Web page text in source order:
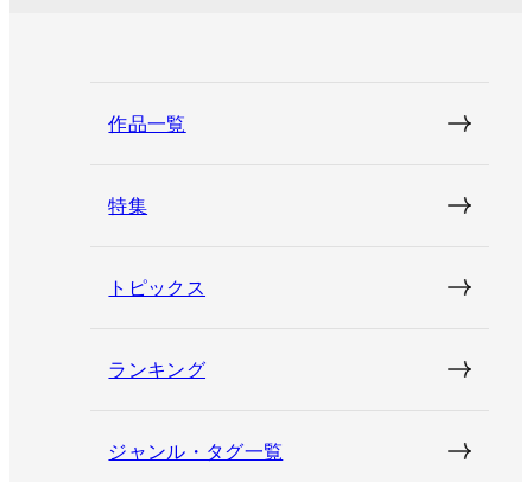
作品一覧
特集
トピックス
ランキング
ジャンル・タグ一覧